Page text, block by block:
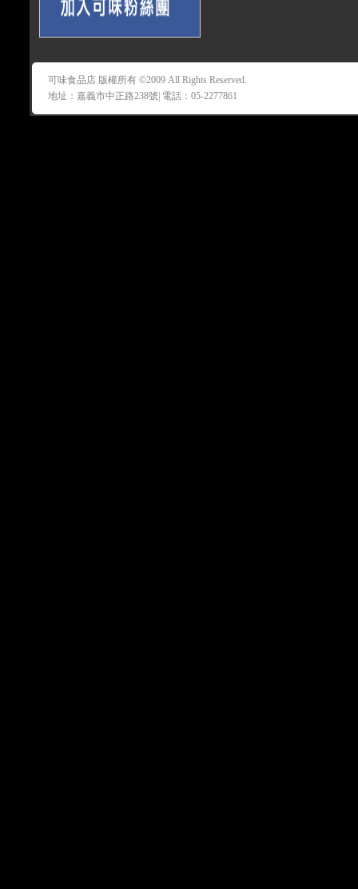
可味食品店 版權所有 ©2009 All Rights Reserved.
地址：嘉義市中正路238號| 電話：05-2277861